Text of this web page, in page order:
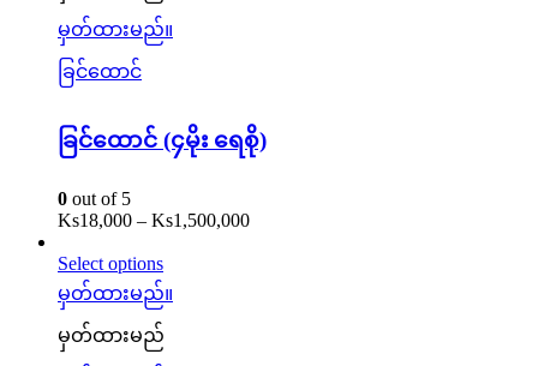
မှတ်ထားမည်။
ခြင်ထောင်
ခြင်ထောင် (၄မိုး ရေစို)
0 out of 5
Ks18,000 – Ks1,500,000
Select options
မှတ်ထားမည်။
မှတ်ထားမည်